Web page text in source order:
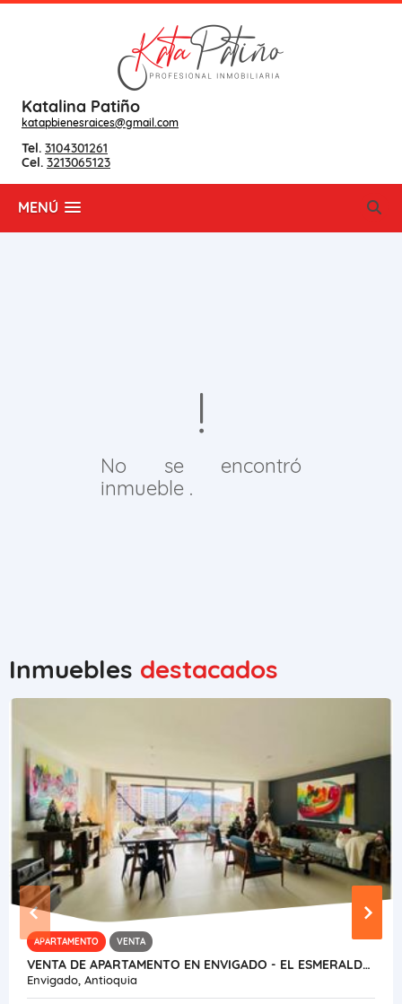
Katalina Patiño
katapbienesraices@gmail.com
Tel. 3104301261
Cel. 3213065123
MENÚ
No se encontró
inmueble .
Inmuebles destacados
APARTAMENTO VENTA
VENTA DE APARTAMENTO EN ENVIGADO - EL ESMERALDAL
Envigado, Antioquia